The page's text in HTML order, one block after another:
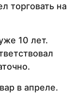
торговать на
10 лет.
в апреле.